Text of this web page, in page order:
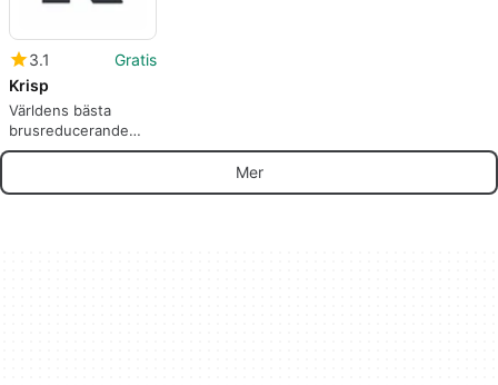
3.1
Gratis
Krisp
Världens bästa
brusreducerande
verktyg
Mer